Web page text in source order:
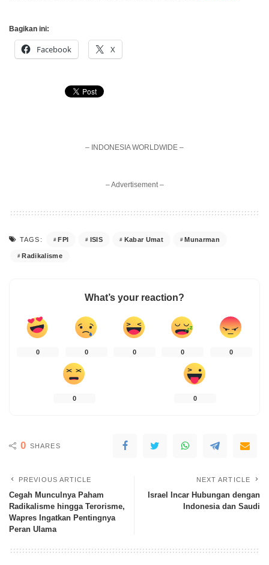
Bagikan ini:
Facebook X
– INDONESIA WORLDWIDE –
– Advertisement –
TAGS: FPI ISIS Kabar Umat Munarman
Radikalisme
What’s your reaction?
0 0 0 0 0
0 0
0 SHARES
PREVIOUS ARTICLE
Cegah Munculnya Paham
Radikalisme hingga Terorisme,
Wapres Ingatkan Pentingnya
Peran Ulama
NEXT ARTICLE
Israel Incar Hubungan dengan
Indonesia dan Saudi